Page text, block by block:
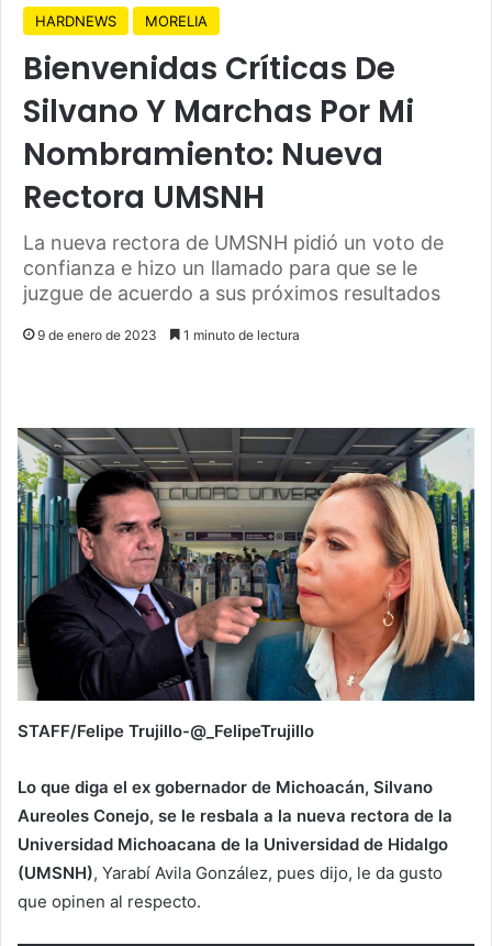
HARDNEWS MORELIA
Bienvenidas Críticas De
Silvano Y Marchas Por Mi
Nombramiento: Nueva
Rectora UMSNH
La nueva rectora de UMSNH pidió un voto de
confianza e hizo un llamado para que se le
juzgue de acuerdo a sus próximos resultados
9 de enero de 2023 1 minuto de lectura
STAFF/Felipe Trujillo-@_FelipeTrujillo
Lo que diga el ex gobernador de Michoacán, Silvano
Aureoles Conejo, se le resbala a la nueva rectora de la
Universidad Michoacana de la Universidad de Hidalgo
(UMSNH), Yarabí Avila González, pues dijo, le da gusto
que opinen al respecto.